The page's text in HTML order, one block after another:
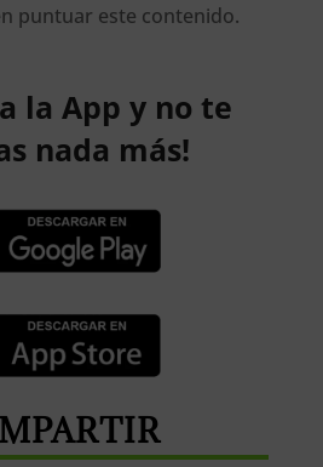
puntuar este contenido.
la App y no te
nada más!